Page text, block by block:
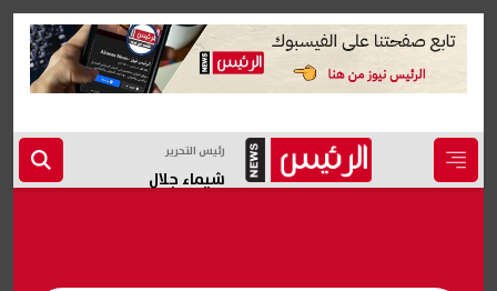
رئيس التحرير
شيماء جلال